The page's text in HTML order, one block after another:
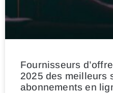
Fournisseurs
2025 des meilleurs
abonnements en